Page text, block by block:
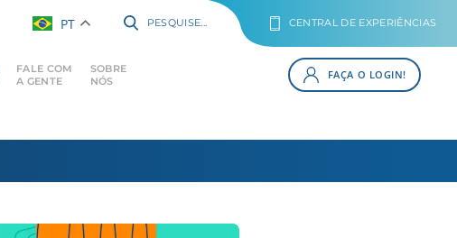
PT PESQUISE... CENTRAL DE EXPERIÊNCIAS
SOBRE
NÓS
FALE COM
A GENTE
FAÇA O LOGIN!